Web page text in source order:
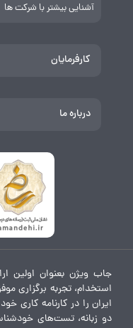
آشنایی بیشتر با شرکت ها
کارفرمایان
درباره ما
جاب ویژن بعنوان اولین
استخدام، تجربه برگزاری
ایران را در کارنامه کاری
دو زبانه، تست‌های